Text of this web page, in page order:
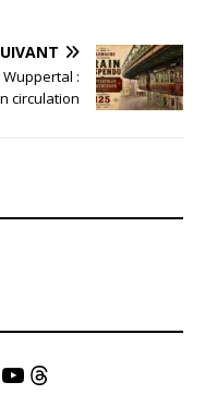
:
circulation